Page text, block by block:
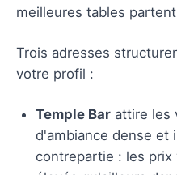
meilleures tables
Trois adresses
votre profil :
Temple Bar attire les
d'ambiance dense et
contrepartie : les prix